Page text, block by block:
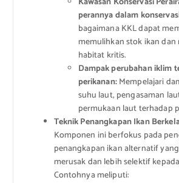
perannya dalam
bagaimana KKL dapat
memulihkan stok ikan
habitat kritis.
Dampak perubahan iklim
perikanan:Mempelajari
suhu laut, pengasaman
permukaan laut terhadap
Teknik Penangkapan Ikan
Komponen ini berfokus pada
penangkapan ikan alternatif
merusak dan lebih selektif
Contohnya meliputi: